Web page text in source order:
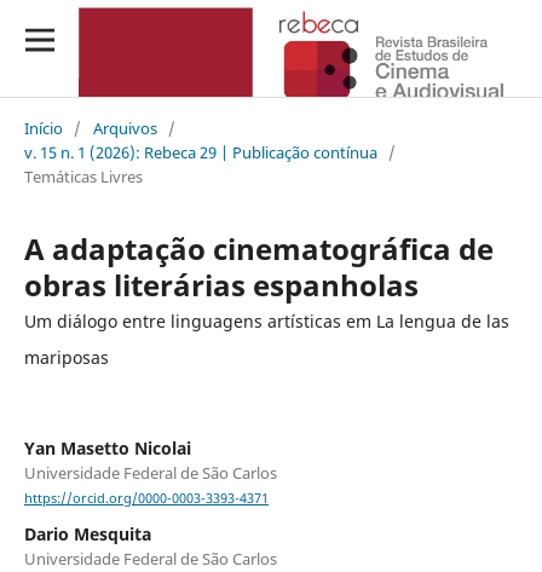
Início / Arquivos /
v. 15 n. 1 (2026): Rebeca 29 | Publicação contínua /
Temáticas Livres
A adaptação cinematográfica de
obras literárias espanholas
Um diálogo entre linguagens artísticas em La lengua de las
mariposas
Yan Masetto Nicolai
Universidade Federal de São Carlos
https://orcid.org/0000-0003-3393-4371
Dario Mesquita
Universidade Federal de São Carlos